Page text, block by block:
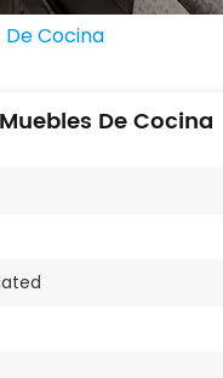
Cocina
De Cocina